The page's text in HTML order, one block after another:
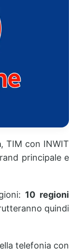
, TIM con INWIT
principale e
10 regioni
quindi
telefonia con